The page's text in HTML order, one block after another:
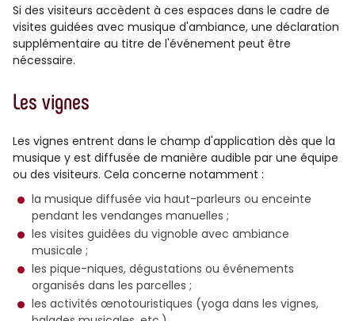
Si des visiteurs accèdent à ces espaces dans le cadre de
visites guidées avec musique d'ambiance, une déclaration
supplémentaire au titre de l'événement peut être
nécessaire.
Les vignes
Les vignes entrent dans le champ d'application dès que la
musique y est diffusée de manière audible par une équipe
ou des visiteurs. Cela concerne notamment :
la musique diffusée via haut-parleurs ou enceinte
pendant les vendanges manuelles ;
les visites guidées du vignoble avec ambiance
musicale ;
les pique-niques, dégustations ou événements
organisés dans les parcelles ;
les activités œnotouristiques (yoga dans les vignes,